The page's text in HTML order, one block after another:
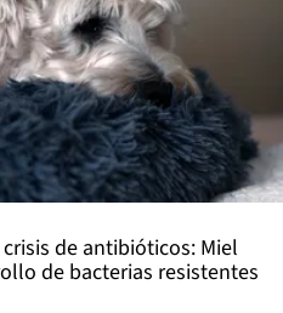
de antibióticos: Miel
de bacterias resistentes